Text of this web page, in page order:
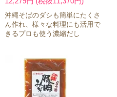
沖縄そばのダシも簡単にたくさ
ん作れ、様々な料理にも活用で
きるプロも使う濃縮だし